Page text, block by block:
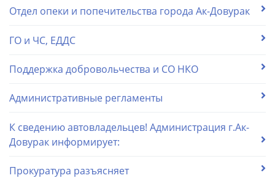
Отдел опеки и попечительства города Ак-Довурак
ГО и ЧС, ЕДДС
Поддержка добровольчества и СО НКО
Административные регламенты
К сведению автовладельцев! Администрация г.Ак-
Довурак информирует:
Прокуратура разъясняет